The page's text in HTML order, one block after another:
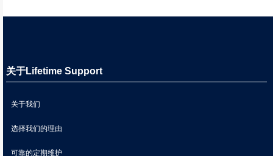
关于Lifetime Support
关于我们
选择我们的理由
可靠的定期维护